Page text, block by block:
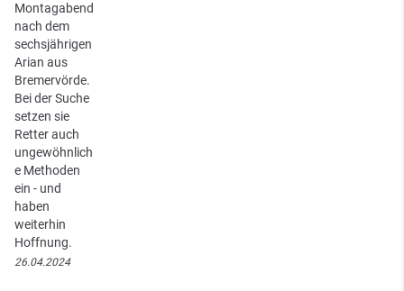
Montagabend
nach dem
sechsjährigen
Arian aus
Bremervörde.
Bei der Suche
setzen sie
Retter auch
ungewöhnlich
e Methoden
ein - und
haben
weiterhin
Hoffnung.
26.04.2024